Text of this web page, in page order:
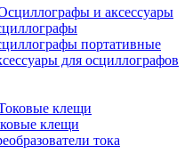
и аксессуары
портативные
для осциллографов
клещи
клещи
тока